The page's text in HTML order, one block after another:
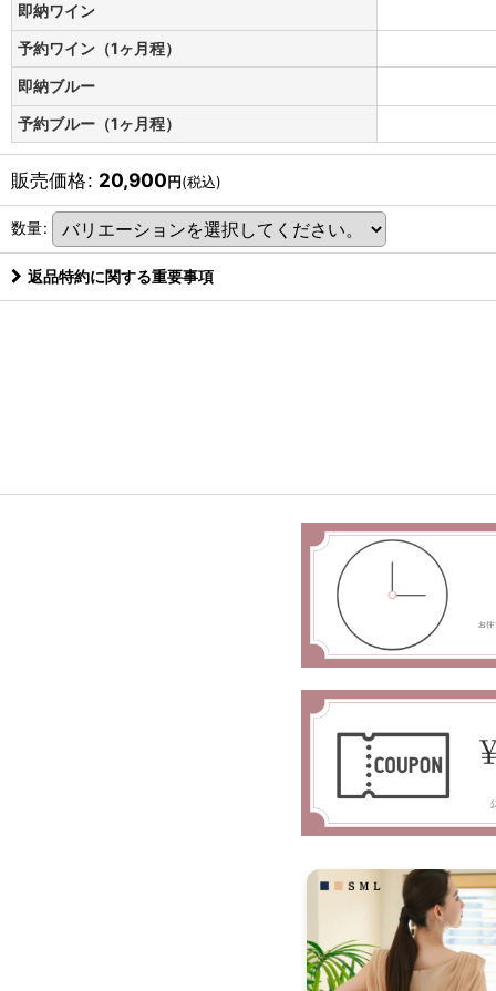
即納ワイン
予約ワイン（1ヶ月程）
即納ブルー
予約ブルー（1ヶ月程）
販売価格: 20,900円(税込)
数量:
返品特約に関する重要事項